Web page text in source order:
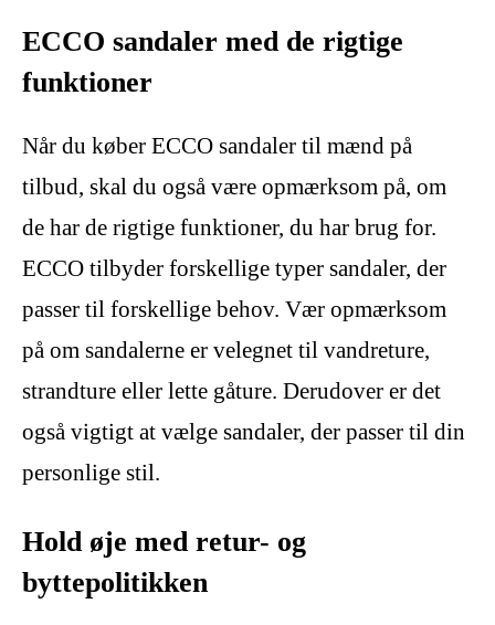
ECCO sandaler med de rigtige
funktioner
Når du køber ECCO sandaler til mænd på
tilbud, skal du også være opmærksom på, om
de har de rigtige funktioner, du har brug for.
ECCO tilbyder forskellige typer sandaler, der
passer til forskellige behov. Vær opmærksom
på om sandalerne er velegnet til vandreture,
strandture eller lette gåture. Derudover er det
også vigtigt at vælge sandaler, der passer til din
personlige stil.
Hold øje med retur- og
byttepolitikken